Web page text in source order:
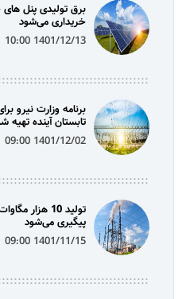
خریداری می‌شود
1401/12/13 10:00
برنامه وزارت نیرو
تابستان آینده
1401/12/02 09:00
تولید 10
پیگیری می‌شود
1401/11/15 09:00